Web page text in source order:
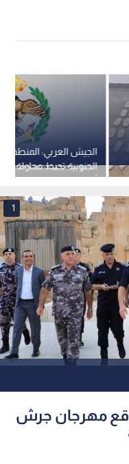
الجيش العربي: المنطقة
أشخاص على إحدى
1
مهرجان جرش